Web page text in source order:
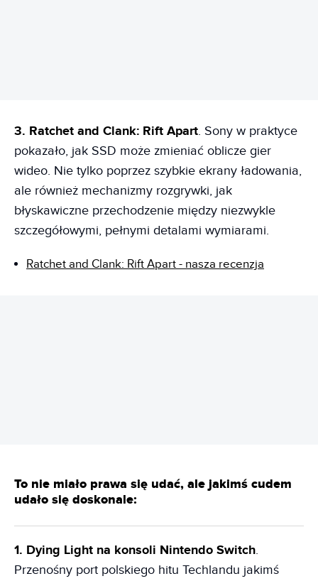
3. Ratchet and Clank: Rift Apart. Sony w praktyce
pokazało, jak SSD może zmieniać oblicze gier
wideo. Nie tylko poprzez szybkie ekrany ładowania,
ale również mechanizmy rozgrywki, jak
błyskawiczne przechodzenie między niezwykle
szczegółowymi, pełnymi detalami wymiarami.
Ratchet and Clank: Rift Apart - nasza recenzja
To nie miało prawa się udać, ale jakimś cudem
udało się doskonale:
1. Dying Light na konsoli Nintendo Switch.
Przenośny port polskiego hitu Techlandu jakimś